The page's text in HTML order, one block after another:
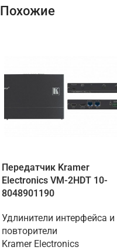
Похожие
Передатчик Kramer
Electronics VM-2HDT 10-
8048901190
Удлинители интерфейса и
повторители
Kramer Electronics